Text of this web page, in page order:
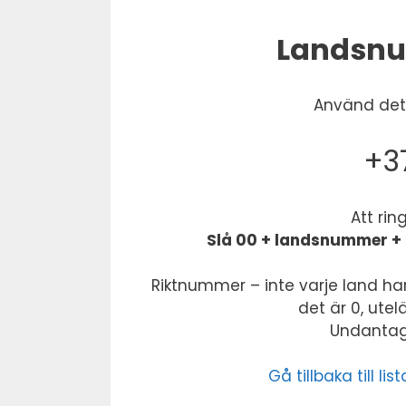
Använd
Att
Slå 00 + landsnummer
Riktnummer – inte varje land
det är 0,
Gå tillbaka till